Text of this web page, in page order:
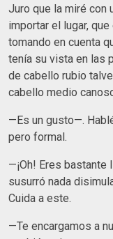
Juro que la miré con
importar el lugar,
tomando en cuenta
tenía su vista en las
de cabello rubio
cabello medio
—Es un gusto—.
pero formal.
—¡Oh! Eres
susurró nada
Cuida a este.
—Te encargamos a